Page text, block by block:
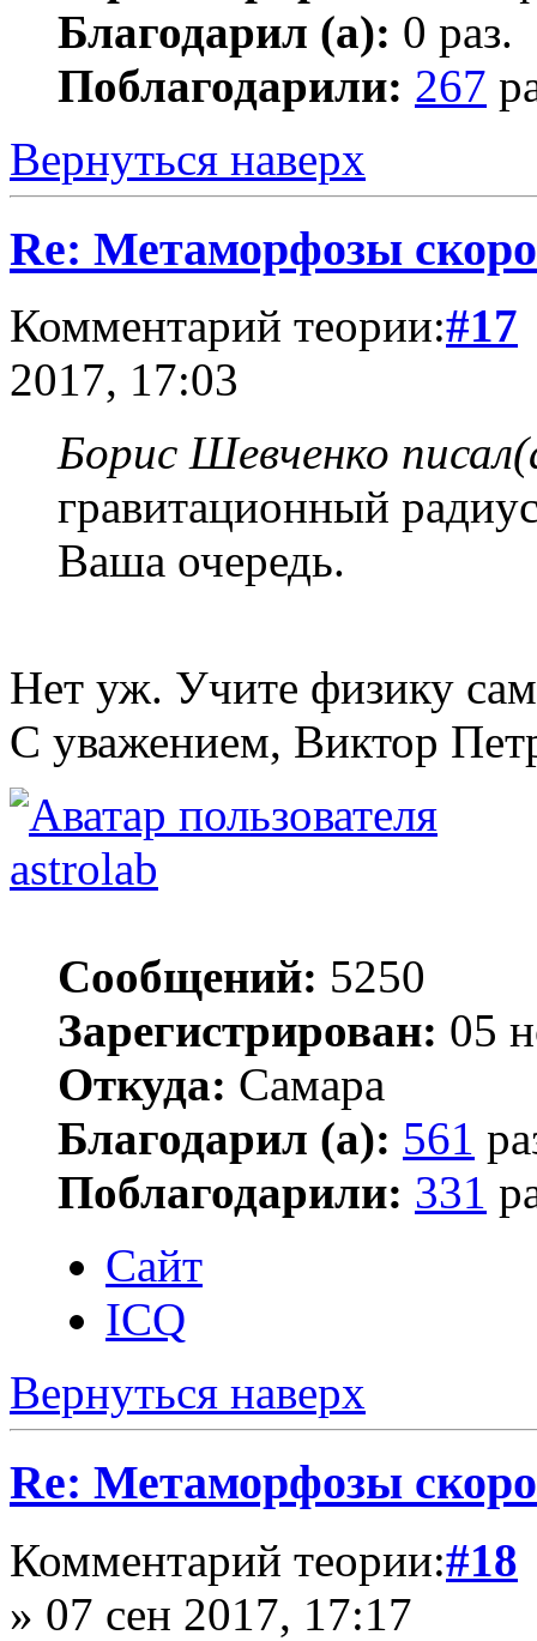
Благодарил (а): 0 раз.
Поблагодарили: 267
Вернуться наверх
Re: Метаморфозы
Комментарий теории:#17
2017, 17:03
Борис Шевченко
гравитационный
Ваша очередь.
Нет уж. Учите физику
С уважением, Виктор
astrolab
Сообщений: 5250
Зарегистрирован: 05
Откуда: Самара
Благодарил (а): 561
Поблагодарили: 331
Сайт
ICQ
Вернуться наверх
Re: Метаморфозы
Комментарий теории:#18
» 07 сен 2017, 17:17